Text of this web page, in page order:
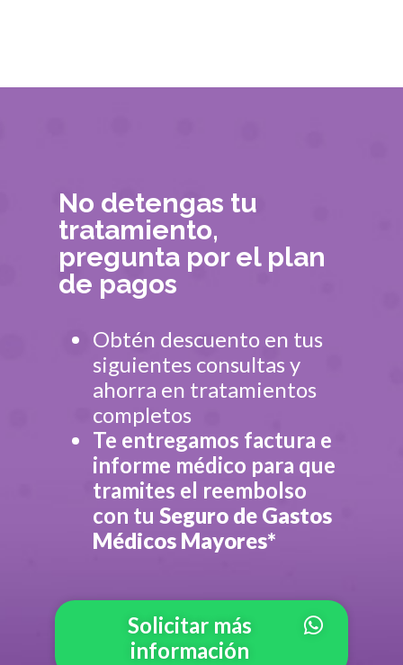
No detengas tu
tratamiento,
pregunta por el plan
de pagos
Obtén descuento en tus
siguientes consultas y
ahorra en tratamientos
completos
Te entregamos factura e
informe médico para que
tramites el reembolso
con tuSeguro de Gastos
Médicos Mayores*​
Solicitar más
información